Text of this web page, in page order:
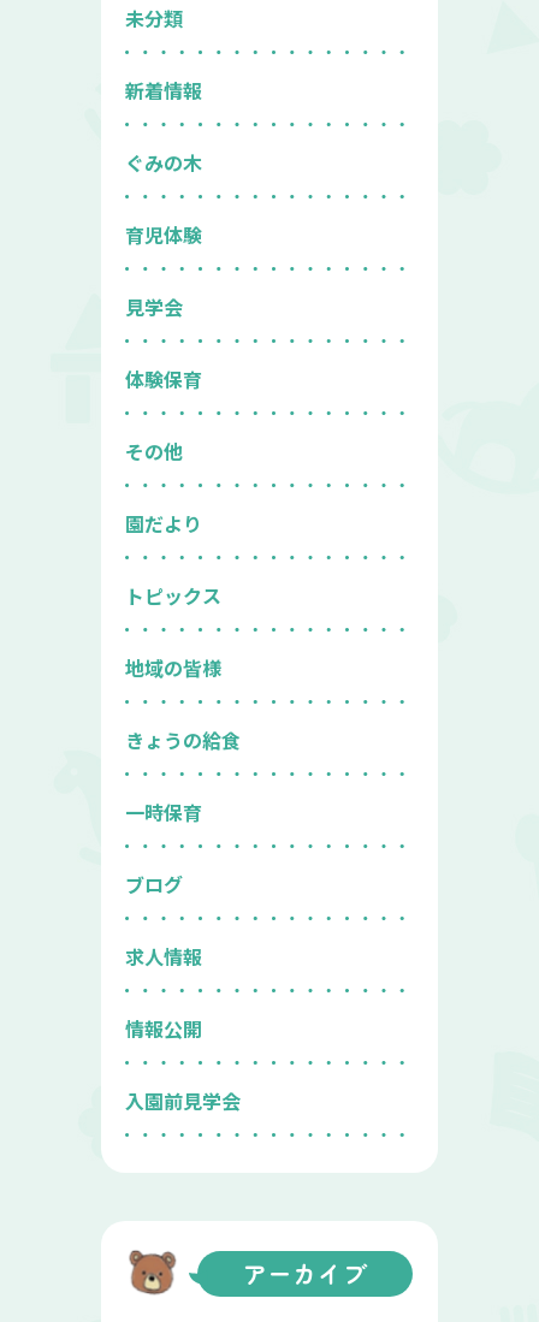
未分類
新着情報
ぐみの木
育児体験
見学会
体験保育
その他
園だより
トピックス
地域の皆様
きょうの給食
一時保育
ブログ
求人情報
情報公開
入園前見学会
アーカイブ